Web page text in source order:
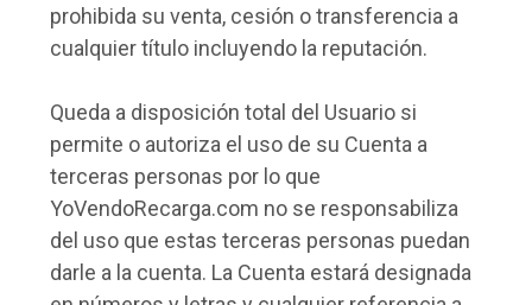
prohibida su venta, cesión o transferencia a
cualquier título incluyendo la reputación.
Queda a disposición total del Usuario si
permite o autoriza el uso de su Cuenta a
terceras personas por lo que
YoVendoRecarga.com no se responsabiliza
del uso que estas terceras personas puedan
darle a la cuenta. La Cuenta estará designada